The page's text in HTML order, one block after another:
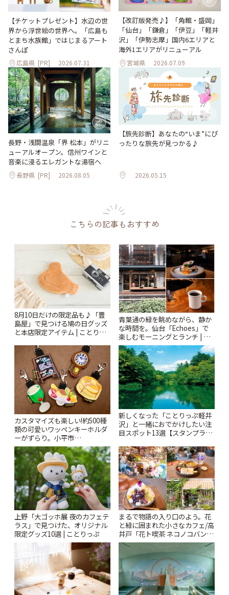
【チケットプレゼント】水辺の世
界から浮世絵の世界へ。「広島も
とまち水族館」ではじまるアート
さんぽ
広島県 [PR] 2026.07.31
【改訂版発売♪】「角館・盛岡」
「仙台」「鎌倉」「伊豆」「軽井
沢」「伊勢志摩」国内6エリアと
海外1エリアがリニューアル
宮城県 2026.07.09
長野・浅間温泉「界 松本」がリニ
ューアルオープン。信州ワインと
音楽に浸るエレガントな湯宿へ
長野県 [PR] 2026.08.05
【旅先診断】あなたの“いま”にぴ
ったりな旅先が見つかる♪
2026.05.15
こちらの記事もおすすめ
8月10日だけの限定品も♪「豊
島屋」で見つける鳩の日グッズ
と本店限定アイテム | ことりっ
青葉通の緑を眺めながら、静か
な時間を。仙台「Echoes」で
楽しむモーニングとランチ | こ
とりっぷ
カスタマイズも楽しい!約500種
類の可愛いワッペンキーホルダ
ーがずらり。小平市
「Kimamaya T&K」 | ことりっ
ぷ
新しくなった「ことりっぷ軽井
沢」と一緒におでかけしたい注
目スポット13選【スタンプラリ
上野「大ゴッホ展 夜のカフェテ
ラス」で見つけた、オリジナル
限定グッズ10選 | ことりっぷ
まるで物語の入り口のよう。花
と緑に囲まれた小さなカフェ/高
井戸「花ト喫茶 ネコノコバン」
| ことりっぷ